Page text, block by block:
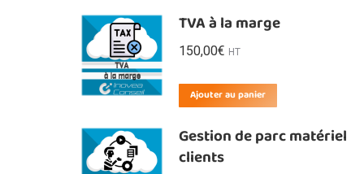
TVA à la marge
150,00€ HT
Ajouter au panier
Gestion de parc matériel
clients